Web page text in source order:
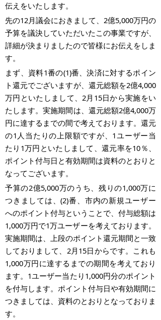
伝えをいたします。
先の12月議会におきまして、 2億5,000万円の
予算を議決していただいたこの事業ですが、
詳細が決まりましたので皆様にお伝えをしま
す。
まず、資料1番の(1)番、決済に対するポイン
ト還元でございますが、還元総額を2億4,000
万円といたしまして、2月 15日から実施をい
たします。実施期間は、還元総額2億4,000万
円に達するまでの間で考えております。還元
の1 人当たりの上限額ですが、 1ユーザー当
たり 1万円といたしまして、還元率を10 ％、
ポイント付与日と有効期間は資料のとおりと
なってございます。
予算の2億5,000万のうち、残りの1,000万に
つきましては、(2)番、市内の新規ユーザー
へのポイント付与ということで、付与総額は
1,000万円で1万ユーザーを考えております。
実施期間は、上段のポイント還元期間と一致
しておりまして、 2月 15日からです。これも
1,000万円に達するまでの期間を考えており
ます。 1ユーザー当たり 1,000円分のポイント
を付与します。ポイント付与日や有効期間に
つきましては、資料のとおりとなっておりま
す。